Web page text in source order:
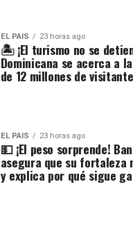
EL PAIS 23 horas ago
🏝️ ¡El turismo no se
Dominicana se acerca a
de 12 millones de
EL PAIS 23 horas ago
💵 ¡El peso sorprende!
asegura que su fortaleza
y explica por qué sigue